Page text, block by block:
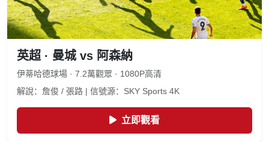
英超 · 曼城 vs 阿森納
伊蒂哈德球場 · 7.2萬觀眾 · 1080P高清
解說：詹俊 / 張路 | 信號源：SKY Sports 4K
立即觀看